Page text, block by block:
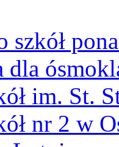
szkół
dla
im. St.
nr 2 w